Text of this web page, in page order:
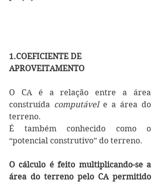
1.COEFICIENTE DE
APROVEITAMENTO
O CA é a relação entre a área
construída computável e a área do
terreno.
É também conhecido como o
“potencial construtivo” do terreno.
O cálculo é feito multiplicando-se a
área do terreno pelo CA permitido